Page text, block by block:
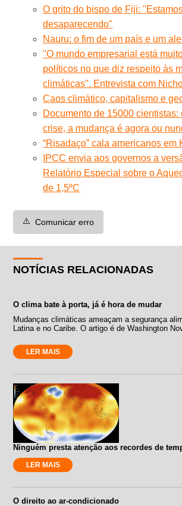
O grito do bispo de Fiji:
desaparecendo"
Nauru: o fim de um país e um
"O mundo empresarial está
políticos no que diz respeito às
climáticas". Entrevista com
Caos climático, capitalismo e
Documento de 15000 cientistas:
crise, a mudança é agora ou
“Risadaço” cala americanos em
IPCC envia aos governos a
Relatório Especial sobre o
de 1,5ºC
⚠️ Comunicar erro
NOTÍCIAS RELACIONADAS
O clima bate à porta, já é hora de mudar
Mudanças climáticas ameaçam a segurança
Latina e no Caribe. O artigo é de Washington
LER MAIS
Ninguém presta atenção aos recordes de
LER MAIS
O direito ao ar-condicionado